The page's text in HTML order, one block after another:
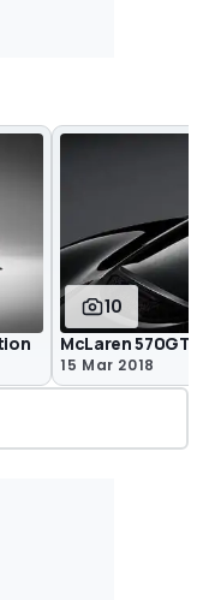
10
McLaren 570GT
15 Mar 2018